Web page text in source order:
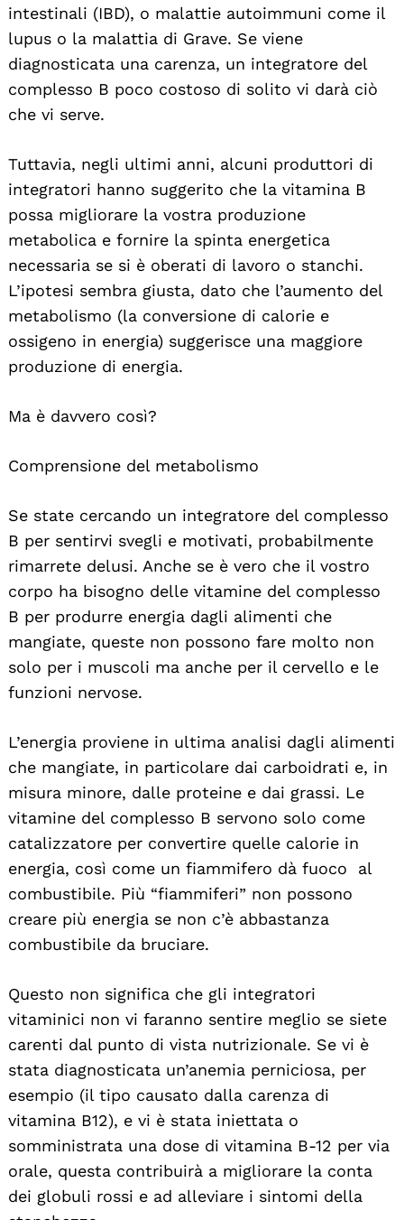
intestinali (IBD), o malattie autoimmuni come il
lupus o la malattia di Grave. Se viene
diagnosticata una carenza, un integratore del
complesso B poco costoso di solito vi darà ciò
che vi serve.
Tuttavia, negli ultimi anni, alcuni produttori di
integratori hanno suggerito che la vitamina B
possa migliorare la vostra produzione
metabolica e fornire la spinta energetica
necessaria se si è oberati di lavoro o stanchi.
L’ipotesi sembra giusta, dato che l’aumento del
metabolismo (la conversione di calorie e
ossigeno in energia) suggerisce una maggiore
produzione di energia.
Ma è davvero così?
Comprensione del metabolismo
Se state cercando un integratore del complesso
B per sentirvi svegli e motivati, probabilmente
rimarrete delusi. Anche se è vero che il vostro
corpo ha bisogno delle vitamine del complesso
B per produrre energia dagli alimenti che
mangiate, queste non possono fare molto non
solo per i muscoli ma anche per il cervello e le
funzioni nervose.
L’energia proviene in ultima analisi dagli alimenti
che mangiate, in particolare dai carboidrati e, in
misura minore, dalle proteine e dai grassi. Le
vitamine del complesso B servono solo come
catalizzatore per convertire quelle calorie in
energia, così come un fiammifero dà fuoco al
combustibile. Più “fiammiferi” non possono
creare più energia se non c’è abbastanza
combustibile da bruciare.
Questo non significa che gli integratori
vitaminici non vi faranno sentire meglio se siete
carenti dal punto di vista nutrizionale. Se vi è
stata diagnosticata un’anemia perniciosa, per
esempio (il tipo causato dalla carenza di
vitamina B12), e vi è stata iniettata o
somministrata una dose di vitamina B-12 per via
orale, questa contribuirà a migliorare la conta
dei globuli rossi e ad alleviare i sintomi della